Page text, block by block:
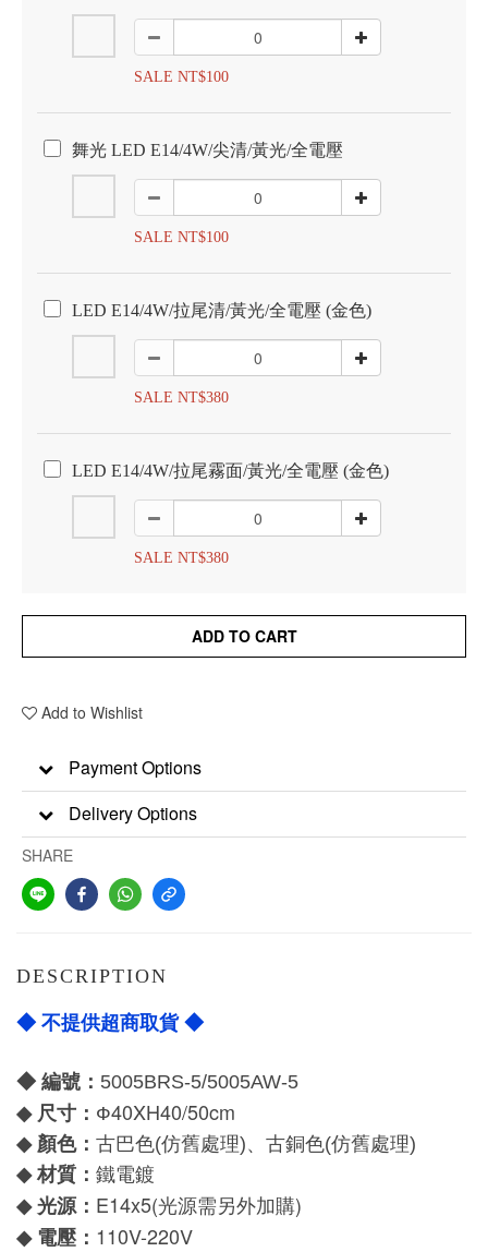
SALE NT$100
舞光 LED E14/4W/尖清/黃光/全電壓
SALE NT$100
LED E14/4W/拉尾清/黃光/全電壓 (金色)
SALE NT$380
LED E14/4W/拉尾霧面/黃光/全電壓 (金色)
SALE NT$380
ADD TO CART
Add to Wishlist
Payment Options
Delivery Options
SHARE
DESCRIPTION
◆ 不提供超商取貨 ◆
◆ 編號： 5005BRS-5/5005AW-5
◆ 尺寸： Ф40XH40/50cm
◆ 顏色： 古巴色(仿舊處理)、 古銅色(仿舊處理)
◆ 材質： 鐵電鍍
◆ 光源： E14x5(光源需另外加購)
◆ 電壓： 110V-220V